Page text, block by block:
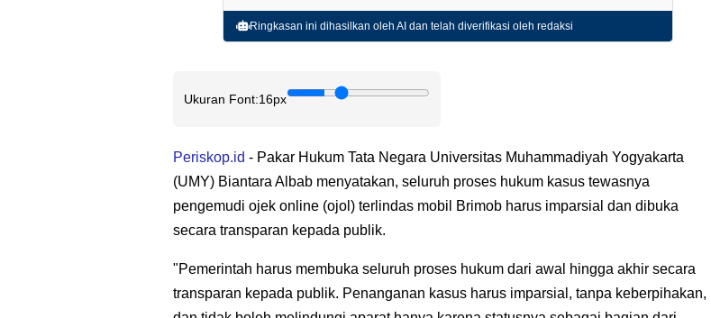
Ringkasan ini dihasilkan oleh AI dan telah diverifikasi oleh redaksi
Ukuran Font:16px
Periskop.id - Pakar Hukum Tata Negara Universitas Muhammadiyah Yogyakarta
(UMY) Biantara Albab menyatakan, seluruh proses hukum kasus tewasnya
pengemudi ojek online (ojol) terlindas mobil Brimob harus imparsial dan dibuka
secara transparan kepada publik.
"Pemerintah harus membuka seluruh proses hukum dari awal hingga akhir secara
transparan kepada publik. Penanganan kasus harus imparsial, tanpa keberpihakan,